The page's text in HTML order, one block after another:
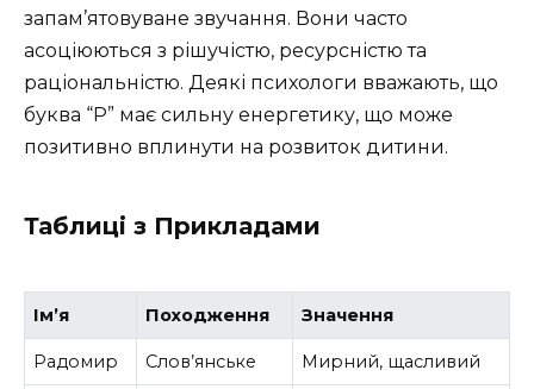
запам’ятовуване звучання. Вони часто
асоціюються з рішучістю, ресурсністю та
раціональністю. Деякі психологи вважають, що
буква “Р” має сильну енергетику, що може
позитивно вплинути на розвиток дитини.
Таблиці з Прикладами
Ім’я Походження Значення
Радомир Слов’янське Мирний, щасливий